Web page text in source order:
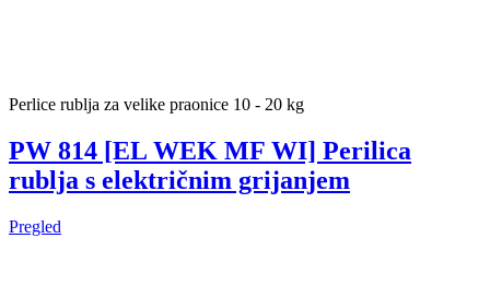
Perlice rublja za velike praonice 10 - 20 kg
PW 814 [EL WEK MF WI] Perilica
rublja s električnim grijanjem
Pregled